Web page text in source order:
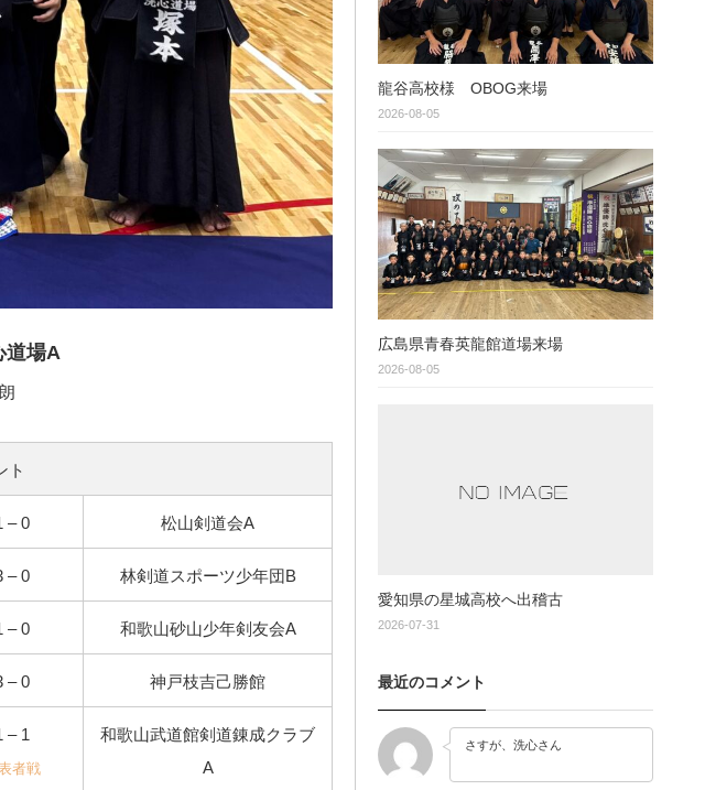
場A
ト
– 0 松山剣道会A
– 0 林剣道スポーツ少年団B
– 0 和歌山砂山少年剣友会A
– 0 神戸枝吉己勝館
– 1
者戦
和歌山武道館剣道錬成クラブ
A
龍谷高校様 OBOG来場
2026-08-05
広島県青春英龍館道場来場
2026-08-05
愛知県の星城高校へ出稽古
2026-07-31
最近のコメント
さすが、洗心さん